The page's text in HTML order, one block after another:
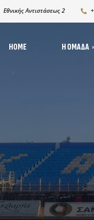
Εθνικής Αντιστάσεως 2
HOME Η ΟΜΆΔΑ
Χορηγικό πλάνο –
Πρόγραμμα
Υποδομών